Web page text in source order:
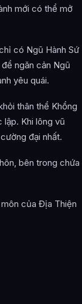
mới có thể mở
có Ngũ Hành Sứ
ngăn cản Ngũ
yêu quái.
thân thể Khổng
lập. Khi lông vũ
đại nhất.
bên trong chứa
của Địa Thiện